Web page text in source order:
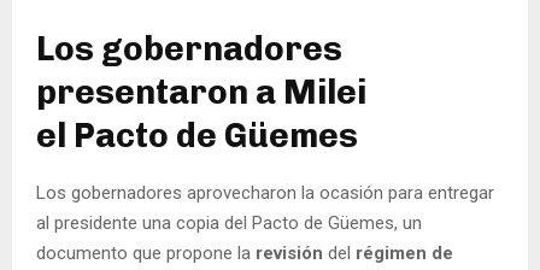
Los gobernadores
presentaron a Milei
el Pacto de Güemes
Los gobernadores aprovecharon la ocasión para entregar
al presidente una copia del Pacto de Güemes, un
documento que propone la revisión del régimen de